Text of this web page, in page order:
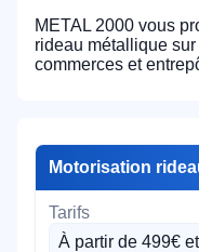
METAL 2000 vous
rideau métallique
commerces et
Motorisation
À partir de 499€